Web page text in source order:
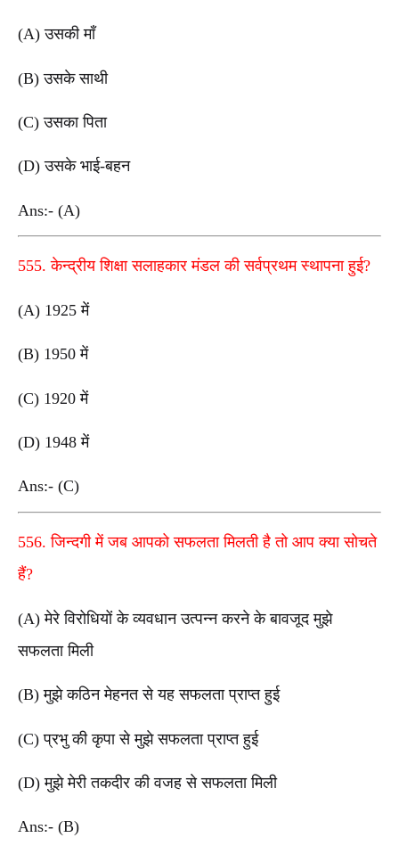
(A) उसकी माँ
(B) उसके साथी
(C) उसका पिता
(D) उसके भाई-बहन
Ans:- (A)
555. केन्द्रीय शिक्षा सलाहकार मंडल की सर्वप्रथम स्थापना हुई?
(A) 1925 में
(B) 1950 में
(C) 1920 में
(D) 1948 में
Ans:- (C)
556. जिन्दगी में जब आपको सफलता मिलती है तो आप क्या सोचते
हैं?
(A) मेरे विरोधियों के व्यवधान उत्पन्न करने के बावजूद मुझे
सफलता मिली
(B) मुझे कठिन मेहनत से यह सफलता प्राप्त हुई
(C) प्रभु की कृपा से मुझे सफलता प्राप्त हुई
(D) मुझे मेरी तकदीर की वजह से सफलता मिली
Ans:- (B)